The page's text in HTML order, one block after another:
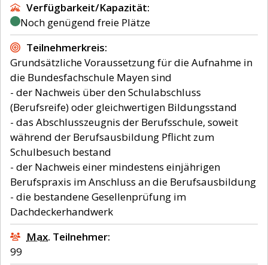
Verfügbarkeit/Kapazität
Noch genügend freie Plätze
Teilnehmerkreis
Grundsätzliche Voraussetzung für die Aufnahme in
die Bundesfachschule Mayen sind
- der Nachweis über den Schulabschluss
(Berufsreife) oder gleichwertigen Bildungsstand
- das Abschlusszeugnis der Berufsschule, soweit
während der Berufsausbildung Pflicht zum
Schulbesuch bestand
- der Nachweis einer mindestens einjährigen
Berufspraxis im Anschluss an die Berufsausbildung
- die bestandene Gesellenprüfung im
Max. Teilnehmer
99